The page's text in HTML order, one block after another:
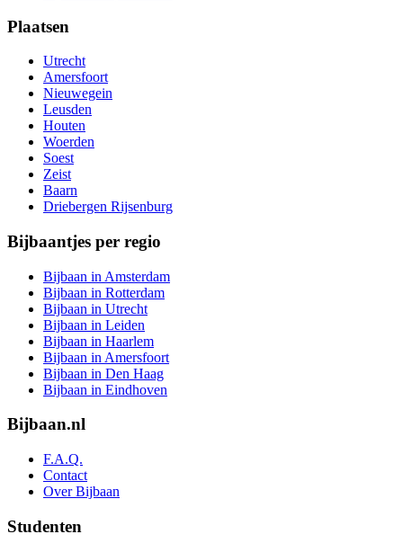
Plaatsen
Utrecht
Amersfoort
Nieuwegein
Leusden
Houten
Woerden
Soest
Zeist
Baarn
Driebergen Rijsenburg
Bijbaantjes per regio
Bijbaan in Amsterdam
Bijbaan in Rotterdam
Bijbaan in Utrecht
Bijbaan in Leiden
Bijbaan in Haarlem
Bijbaan in Amersfoort
Bijbaan in Den Haag
Bijbaan in Eindhoven
Bijbaan.nl
F.A.Q.
Contact
Over Bijbaan
Studenten